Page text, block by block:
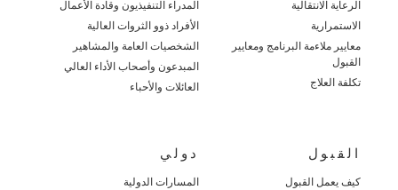
الرعاية الانتقالية
الاستمرارية
معايير ملاءمة البرنامج ومعايير
القبول
تكلفة العلاج
المدراء التنفيذيون وقادة الأعمال
الأفراد ذوو الثروات العالية
الشخصيات العامة والمشاهير
المبدعون وأصحاب الأداء العالي
العائلات والأحباء
القبول
كيف يعمل القبول
دولي
المسارات الدولية